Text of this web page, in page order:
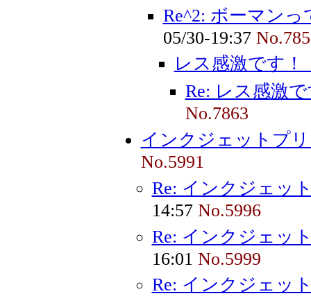
Re^2: ボーマン
05/30-19:37
レス感激です！
Re: レス感激
No.7863
インクジェットプ
No.5991
Re: インクジェッ
14:57 No.5996
Re: インクジェッ
16:01 No.5999
Re: インクジェッ